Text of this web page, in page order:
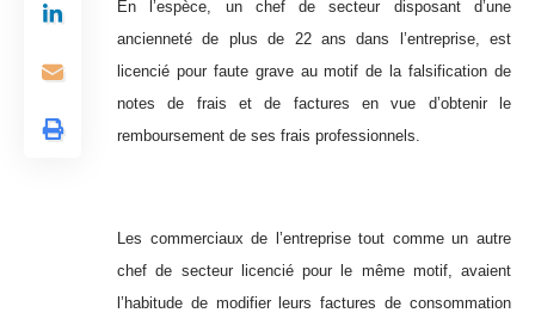
En l’espèce, un chef de secteur disposant d’une
ancienneté de plus de 22 ans dans l’entreprise, est
licencié pour faute grave au motif de la falsification de
notes de frais et de factures en vue d’obtenir le
remboursement de ses frais professionnels.
Les commerciaux de l’entreprise tout comme un autre
chef de secteur licencié pour le même motif, avaient
l’habitude de modifier leurs factures de consommation